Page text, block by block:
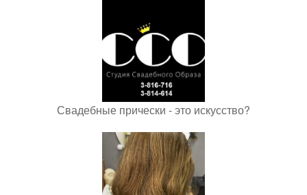
Свадебные прически - это искусство?